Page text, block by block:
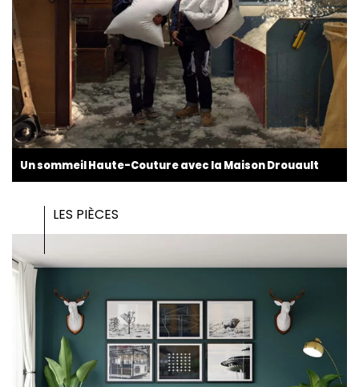
Un sommeil Haute-Couture avec la Maison Drouault
LES PIÈCES